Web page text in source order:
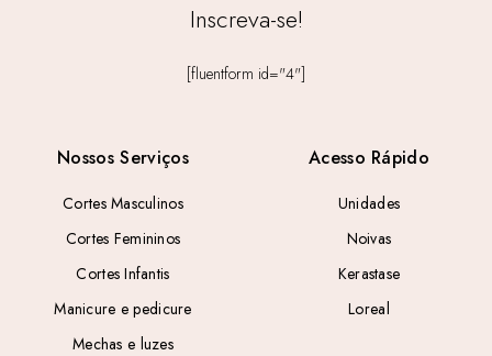
Nossos Serviços
Cortes Masculinos
Cortes Femininos
Cortes Infantis
Manicure e pedicure
Mechas e luzes
Acesso Rápido
Unidades
Noivas
Kerastase
Loreal
Inscreva-se!
[fluentform id="4"]